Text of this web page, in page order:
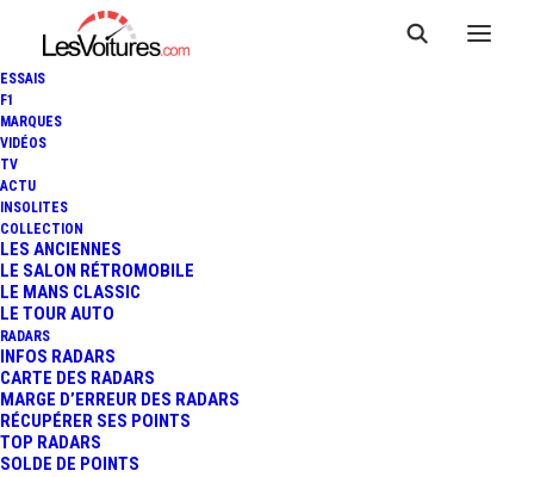
ESSAIS
F1
MARQUES
VIDÉOS
TV
ACTU
INSOLITES
COLLECTION
LES ANCIENNES
LE SALON RÉTROMOBILE
LE MANS CLASSIC
LE TOUR AUTO
RADARS
INFOS RADARS
CARTE DES RADARS
MARGE D’ERREUR DES RADARS
RÉCUPÉRER SES POINTS
TOP RADARS
SOLDE DE POINTS
20 décembre 2025